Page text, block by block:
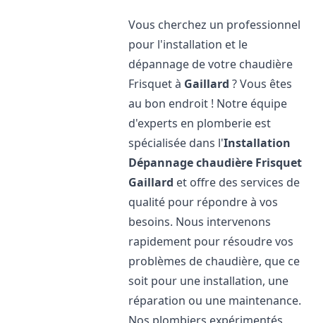
Vous cherchez un professionnel
pour l'installation et le
dépannage de votre chaudière
Frisquet à Gaillard ? Vous êtes
au bon endroit ! Notre équipe
d'experts en plomberie est
spécialisée dans l'Installation
Dépannage chaudière Frisquet
Gaillard et offre des services de
qualité pour répondre à vos
besoins. Nous intervenons
rapidement pour résoudre vos
problèmes de chaudière, que ce
soit pour une installation, une
réparation ou une maintenance.